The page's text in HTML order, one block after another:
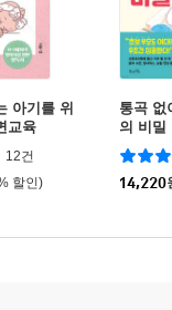
아기를 위
교육
12건
할인)
통곡 없
의 비밀
14,220